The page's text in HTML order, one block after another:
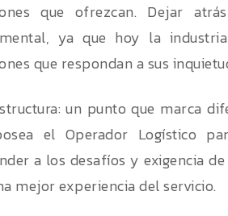
que ofrezcan. Dejar
ya que hoy la
que respondan a sus
un punto que marca
el Operador Logístico
a los desafíos y exigencia
mejor experiencia del servicio.